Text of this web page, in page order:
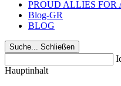
PROUD ALLIES FOR
Blog-GR
BLOG
Suche... Schließen
Hauptinhalt